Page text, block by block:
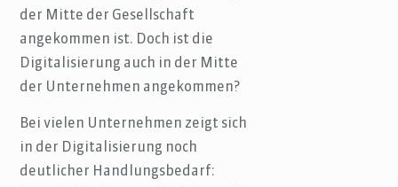
der Mitte der Gesellschaft
angekommen ist. Doch ist die
Digitalisierung auch in der Mitte
der Unternehmen angekommen?
Bei vielen Unternehmen zeigt sich
in der Digitalisierung noch
deutlicher Handlungsbedarf: